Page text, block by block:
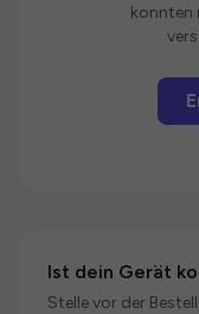
konnten
Ist dein Gerät
Stelle vor der